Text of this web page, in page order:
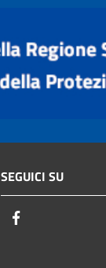
SEGUICI SU